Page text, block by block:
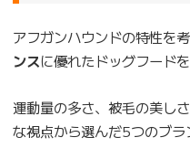
アフガンハウンドの特性を考
ンスに優れたドッグフード
運動量の多さ、被毛の美し
な視点から選んだ5つのブラ